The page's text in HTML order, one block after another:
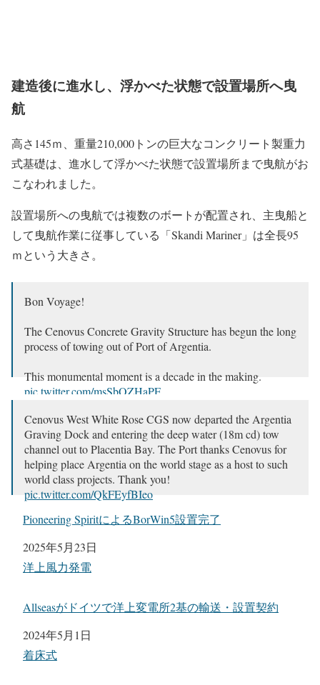
建造後に進水し、浮かべた状態で設置場所へ曳
航
高さ145ｍ、重量210,000トンの巨大なコンクリート製重力
式基礎は、進水して浮かべた状態で設置場所まで曳航がお
こなわれました。
設置場所への曳航では複数のボートが配置され、主曳船と
して曳航作業に従事している「Skandi Mariner」は全長95
ｍという大きさ。
Bon Voyage!
The Cenovus Concrete Gravity Structure has begun the long
process of towing out of Port of Argentia.
This monumental moment is a decade in the making.
pic.twitter.com/msSbOZHaPF
— Port of Argentia (@PortofArgentia)May 9, 2025
Cenovus West White Rose CGS now departed the Argentia
Graving Dock and entering the deep water (18m cd) tow
channel out to Placentia Bay. The Port thanks Cenovus for
helping place Argentia on the world stage as a host to such
world class projects. Thank you!
pic.twitter.com/QkFEyfBIeo
— Port of Argentia (@PortofArgentia)May 9, 2025
Pioneering SpiritによるBorWin5設置完了
日付
2025年5月23日
関連理由
洋上風力発電
Allseasがドイツで洋上変電所2基の輸送・設置契約
日付
2024年5月1日
関連理由
着床式